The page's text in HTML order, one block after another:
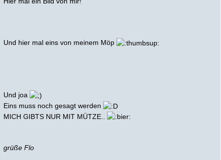
Und hier mal eins von meinem Möp
Und joa
Eins muss noch gesagt werden
MICH GIBTS NUR MIT MÜTZE..
grüße Flo